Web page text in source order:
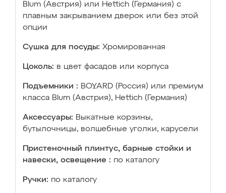
Blum (Австрия) или Hettich (Германия) с
плавным закрыванием дверок или без этой
опции
Сушка для посуды: Хромированная
Цоколь: в цвет фасадов или корпуса
Подъемники : BOYARD (Россия) или премиум
класса Blum (Австрия), Hettich (Германия)
Аксессуары: Выкатные корзины,
бутылочницы, волшебные уголки, карусели
Пристеночный плинтус, барные стойки и
навески, освещение : по каталогу
Ручки: по каталогу